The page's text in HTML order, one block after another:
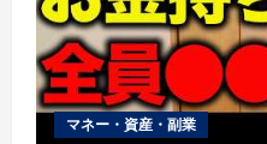
マネー・資産・副業